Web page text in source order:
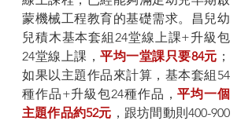
蒙機械工程教育的基礎需求。昌兒幼
兒積木基本套組24堂線上課+升級包
24堂線上課，平均一堂課只要84元 ；
如果以主題作品來計算，基本套組54
種作品+升級包24種作品，平均一個
主題作品約52元 ，跟坊間動則400-900